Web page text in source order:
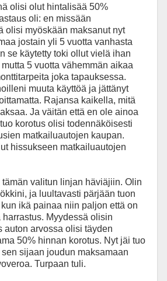
olisi olut hintalisää 50%
oli: en missään
olisi myöskään maksanut nyt
jostain yli 5 vuotta vanhasta
se käytetty toki ollut vielä ihan
5 vuotta vähemmän aikaa
joka tapauksessa.
muuta käyttöä ja jättänyt
Rajansa kaikella, mitä
Ja väitän että en ole ainoa
korotus olisi todennäköisesti
matkailuautojen kaupan.
hissukseen matkailuautojen
tämän valitun linjan häviäjiin. Olin
ja luultavasti pärjään tuon
ikä painaa niin paljon että on
Myydessä olisin
auton arvossa olisi täyden
50% hinnan korotus. Nyt jäi tuo
sijaan joudun maksamaan
Turpaan tuli.